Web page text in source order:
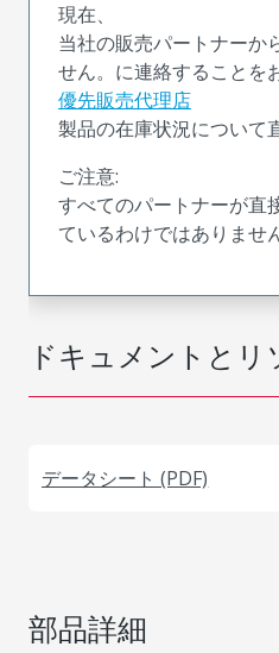
ドキュメントとリ
データシート (PDF)
現在、
当社の販売パートナーか
せん。に連絡することを
優先販売代理店
製品の在庫状況について
ご注意:
すべてのパートナーが直
ているわけではありません
部品詳細